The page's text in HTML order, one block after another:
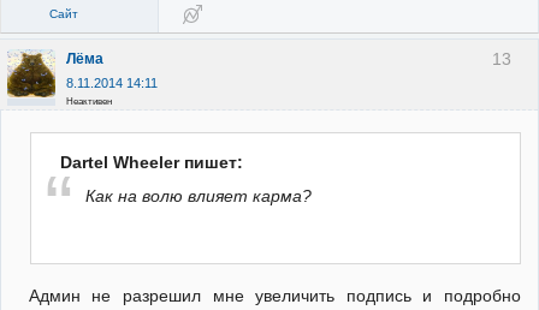
Сайт
13
Лёма
8.11.2014 14:11
Неактивен
Dartel Wheeler пишет:
Как на волю влияет карма?
Админ не разрешил мне увеличить подпись и подробно